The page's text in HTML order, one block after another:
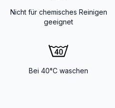
Nicht für chemisches Reinigen
geeignet
Bei 40°C waschen